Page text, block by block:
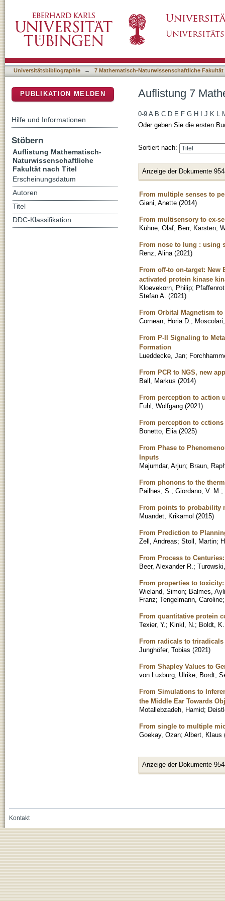
Universitätsbibliographie → 7 Mathematisch-Naturwissenschaftliche Fakultät
Auflistung 7
0-9 A B C D E F G H J K L
Oder geben Sie die ersten
Sortiert nach:
Anzeige der Dokumente
From multiple senses to
Giani, Anette (2014)
From multisensory to ex-
Kühne, Olaf; Berr, Karsten;
From nose to lung : using
Renz, Alina (2021)
From off-to on-target: New
activated protein kinase
Kloevekorn, Philip;
Stefan A. (2021)
From Orbital Magnetism
Cornean, Horia D. ;
From P-II Signaling to
Formation
Lueddecke, Jan;
From PCR to NGS, new
Ball, Markus (2014)
From perception to action
Fuhl, Wolfgang (2021)
From perception to
Bonetto, Elia (2025)
From Phase to
Inputs
Majumdar, Arjun; Braun,
From phonons to the
Pailhes, S. ; Giordano, V. M. ;
From points to probability
Muandet, Krikamol (2015)
From Prediction to
Zell, Andreas; Stoll, Martin;
From Process to
Beer, Alexander R. ;
From properties to
Wieland, Simon; Balmes,
Franz; Tengelmann, Caroline
From quantitative protein
Texier, Y. ; Kinkl, N. ; Boldt, K.
From radicals to
Junghöfer, Tobias (2021)
From Shapley Values to
von Luxburg, Ulrike; Bordt,
From Simulations to
the Middle Ear Towards
Motallebzadeh, Hamid;
From single to multiple
Goekay, Ozan; Albert, Klaus
Anzeige der Dokumente
PUBLIKATION MELDEN
Hilfe und Informationen
Stöbern
Auflistung Mathematisch-
Naturwissenschaftliche
Fakultät nach Titel
Erscheinungsdatum
Autoren
Titel
DDC-Klassifikation
Kontakt